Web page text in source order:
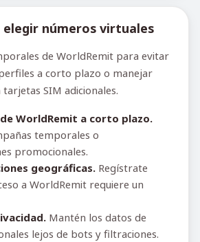
elegir números virtuales
de WorldRemit para evitar
a corto plazo o manejar
SIM adicionales.
WorldRemit a corto plazo.
temporales o
promocionales.
geográficas. Regístrate
a WorldRemit requiere un
Mantén los datos de
lejos de bots y filtraciones.